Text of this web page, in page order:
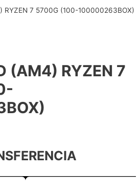
RYZEN 7 5700G (100-100000263BOX)
(AM4) RYZEN 7